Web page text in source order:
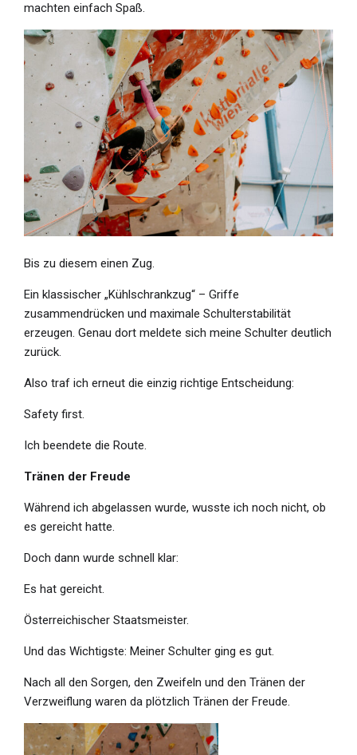
machten einfach Spaß.
Bis zu diesem einen Zug.
Ein klassischer „Kühlschrankzug“ – Griffe
zusammendrücken und maximale Schulterstabilität
erzeugen. Genau dort meldete sich meine Schulter deutlich
zurück.
Also traf ich erneut die einzig richtige Entscheidung:
Safety first.
Ich beendete die Route.
Tränen der Freude
Während ich abgelassen wurde, wusste ich noch nicht, ob
es gereicht hatte.
Doch dann wurde schnell klar:
Es hat gereicht.
Österreichischer Staatsmeister.
Und das Wichtigste: Meiner Schulter ging es gut.
Nach all den Sorgen, den Zweifeln und den Tränen der
Verzweiflung waren da plötzlich Tränen der Freude.